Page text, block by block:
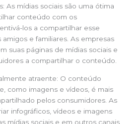
As mídias sociais são uma ótima
conteúdo com os
los a compartilhar esse
e familiares. As empresas
suas páginas de mídias sociais e
a compartilhar o conteúdo.
atraente: O conteúdo
como imagens e vídeos, é mais
pelos consumidores. As
infográficos, vídeos e imagens
mídias sociais e em outros canais.